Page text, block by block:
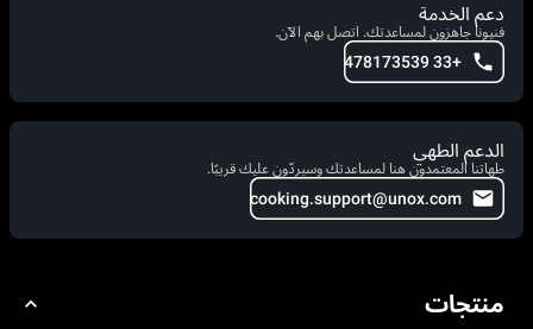
دعم الخدمة
فنيونا جاهزون لمساعدتك. اتصل بهم الآن.
+33 478173539
الدعم الطهي
طهاتنا المعتمدون هنا لمساعدتك وسيردّون عليك قريبًا.
cooking.support@unox.com
منتجات